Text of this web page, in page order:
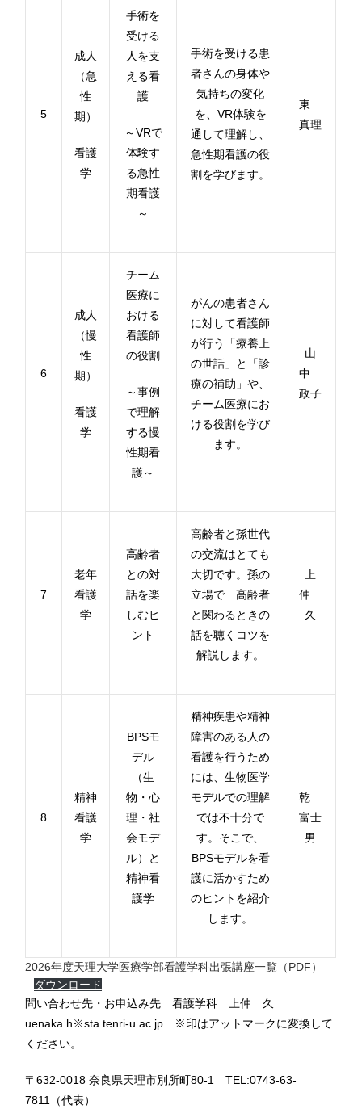
5
成人
（急
性
期）
看護
学
手術を
受ける
人を支
える看
護
～VRで
体験す
る急性
期看護
～
手術を受ける患
者さんの身体や
気持ちの変化
を、 VR体験を
通して理解し、
急性期看護の役
割を学びます。
東
真理
6
成人
（慢
性
期）
看護
学
チーム
医療に
おける
看護師
の役割
～事例
で理解
する慢
性期看
護～
がんの患者さん
に対して看護師
が行う「療養上
の世話」と「診
療の補助」や、
チーム医療にお
ける役割を学び
ます。
山
中
政子
7
老年
看護
学
高齢者
との対
話を楽
しむヒ
ント
高齢者と孫世代
の交流はとても
大切です。孫の
立場で 高齢者
と関わるときの
話を聴くコツを
解説します。
上
仲
久
8
精神
看護
学
BPSモ
デル
（生
物・心
理・社
会モデ
ル）と
精神看
護学
精神疾患や精神
障害のある人の
看護を行うため
には、生物医学
モデルでの理解
では不十分で
す。そこで、
BPSモデルを看
護に活かすため
のヒントを紹介
します。
乾
富士
男
2026年度天理大学医療学部看護学科出張講座一覧（PDF）
ダウンロード
問い合わせ先・お申込み先 看護学科 上仲 久
uenaka.h※sta.tenri-u.ac.jp ※印はアットマークに変換して
ください。
〒632-0018 奈良県天理市別所町80-1 TEL:0743-63-
7811（代表）